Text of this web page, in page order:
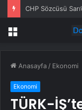
Menü
Anasayfa / Ekonomi
Ekonomi
TÜRK-